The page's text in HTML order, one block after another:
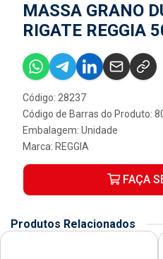
MASSA GRANO
RIGATE REGGIA
Código: 28237
Código de Barras do Produto:
Embalagem: Unidade
Marca: REGGIA
FAÇA
Produtos Relacionados